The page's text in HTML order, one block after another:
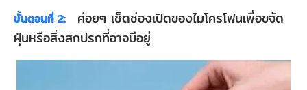
ขั้นตอนที่ 2:
ค่อยๆ เช็ดช่องเปิดของไมโครโฟนเพื่อขจัด
ฝุ่นหรือสิ่งสกปรกที่อาจมีอยู่